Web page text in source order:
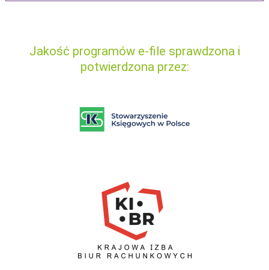
Jakość programów e-file sprawdzona i
potwierdzona przez: